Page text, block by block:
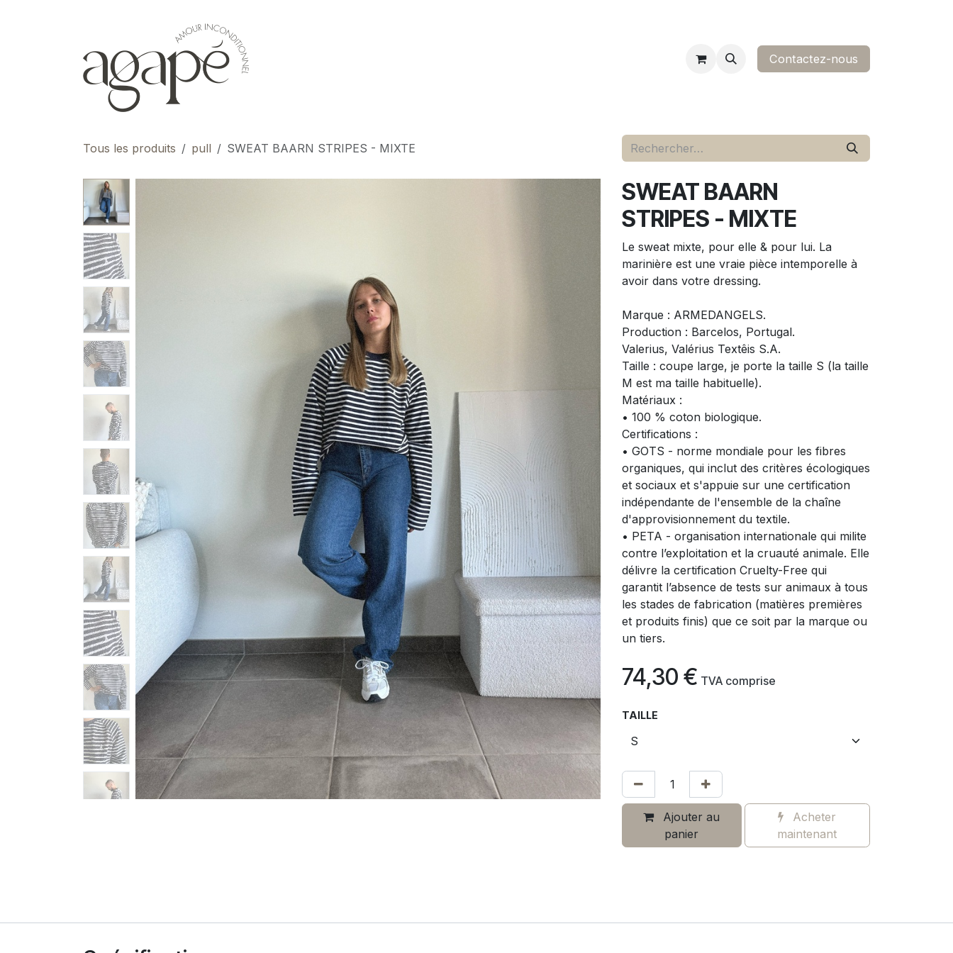
contact Contactez-nous​
Tous les produits pull SWEAT BAARN STRIPES - MIXTE
SWEAT BAARN
STRIPES - MIXTE
Le sweat mixte, pour elle & pour lui. La
marinière est une vraie pièce intemporelle à
avoir dans votre dressing.
Marque : ARMEDANGELS.
Production : Barcelos, Portugal.
Valerius, Valérius Textêis S.A.
Taille : coupe large, je porte la taille S (la taille
M est ma taille habituelle).
Matériaux :
• 100 % coton biologique.
Certifications :
• GOTS - norme mondiale pour les fibres
organiques, qui inclut des critères écologiques
et sociaux et s'appuie sur une certification
indépendante de l'ensemble de la chaîne
d'approvisionnement du textile.
• PETA - organisation internationale qui milite
contre l’exploitation et la cruauté animale. Elle
délivre la certification Cruelty-Free qui
garantit l’absence de tests sur animaux à tous
les stades de fabrication (matières premières
et produits finis) que ce soit par la marque ou
un tiers.
74,30 € TVA comprise
TAILLE
Ajouter au
panier
Acheter
maintenant